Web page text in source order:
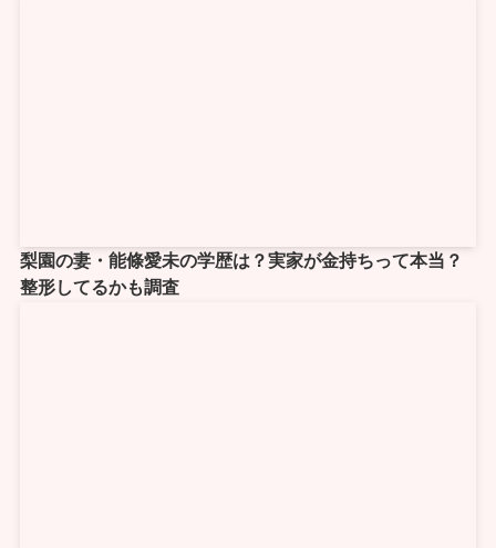
梨園の妻・能條愛未の学歴は？実家が金持ちって本当？
整形してるかも調査